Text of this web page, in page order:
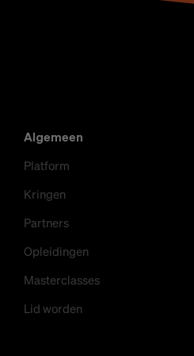
Algemeen
Platform
Kringen
Partners
Opleidingen
Masterclasses
Lid worden